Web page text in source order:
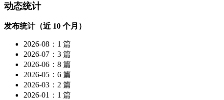
动态统计
发布统计（近 10 个月）
2026-08：1 篇
2026-07：3 篇
2026-06：8 篇
2026-05：6 篇
2026-03：2 篇
2026-01：1 篇